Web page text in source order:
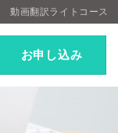
動画翻訳ライトコース
お申し込み